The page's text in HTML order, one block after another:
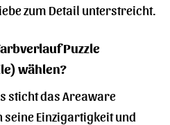
zum Detail unterstreicht.
Puzzle
wählen?
sticht das Areaware
seine Einzigartigkeit und